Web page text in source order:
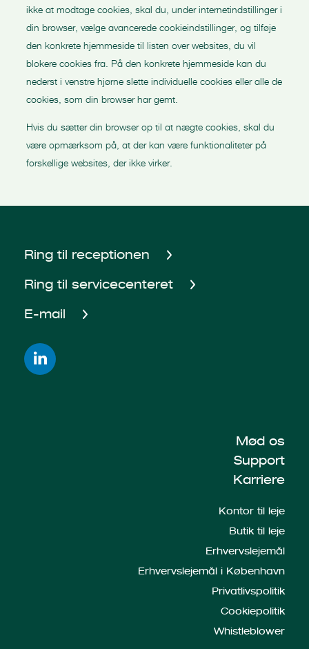
ikke at modtage cookies, skal du, under internetindstillinger i
din browser, vælge avancerede cookieindstillinger, og tilføje
den konkrete hjemmeside til listen over websites, du vil
blokere cookies fra. På den konkrete hjemmeside kan du
nederst i venstre hjørne slette individuelle cookies eller alle de
cookies, som din browser har gemt.
Hvis du sætter din browser op til at nægte cookies, skal du
være opmærksom på, at der kan være funktionaliteter på
forskellige websites, der ikke virker.
Ring til receptionen
Ring til servicecenteret
E-mail
Mød os
Support
Karriere
Kontor til leje
Butik til leje
Erhvervslejemål
Erhvervslejemål i København
Privatlivspolitik
Cookiepolitik
Whistleblower